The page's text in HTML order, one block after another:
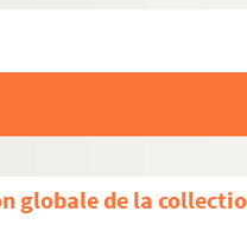
globale de la